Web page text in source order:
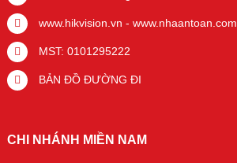
www.hikvision.vn - www.nhaantoan.com
MST: 0101295222
BẢN ĐỒ ĐƯỜNG ĐI
CHI NHÁNH MIỀN NAM